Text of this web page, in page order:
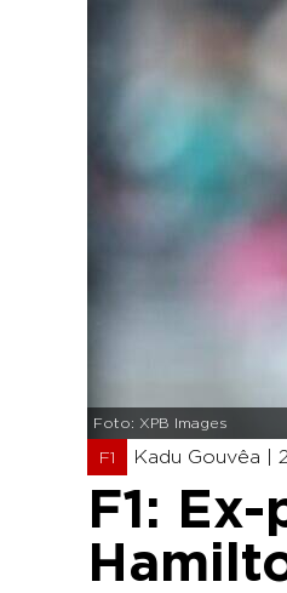
Foto: XPB Images
F1 Kadu Gouvêa |
F1: